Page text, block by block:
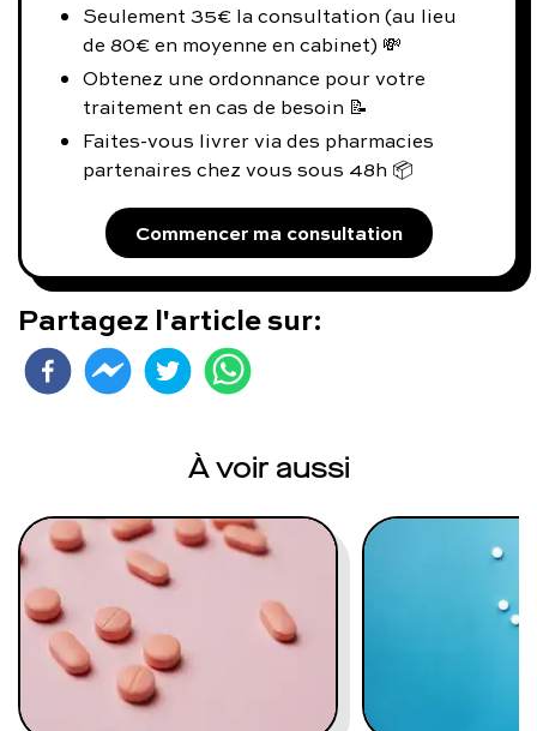
Seulement 35€ la consultation (au lieu
de 80€ en moyenne en cabinet) 💸
Obtenez une ordonnance pour votre
traitement en cas de besoin 📝
Faites-vous livrer via des pharmacies
partenaires chez vous sous 48h 📦
Commencer ma consultation
Partagez l'article sur:
À voir aussi